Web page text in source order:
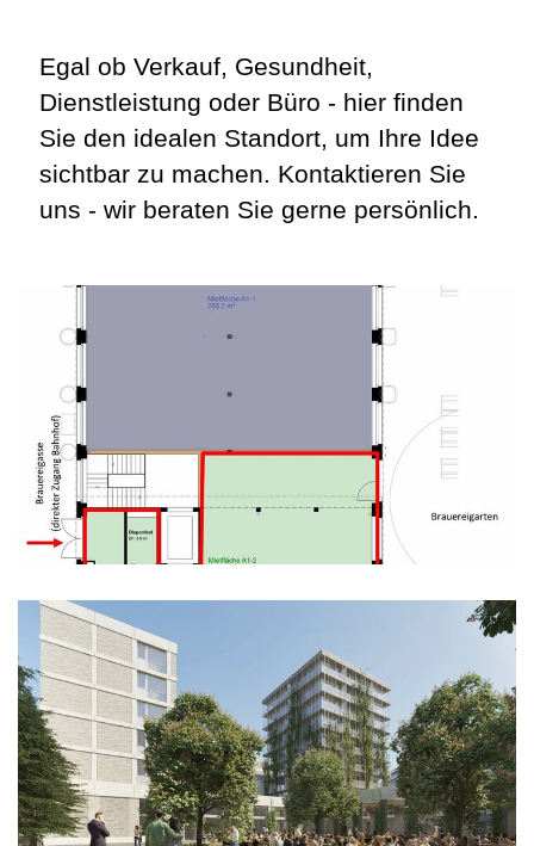
Egal ob Verkauf, Gesundheit,
Dienstleistung oder Büro - hier finden
Sie den idealen Standort, um Ihre Idee
sichtbar zu machen. Kontaktieren Sie
uns - wir beraten Sie gerne persönlich.